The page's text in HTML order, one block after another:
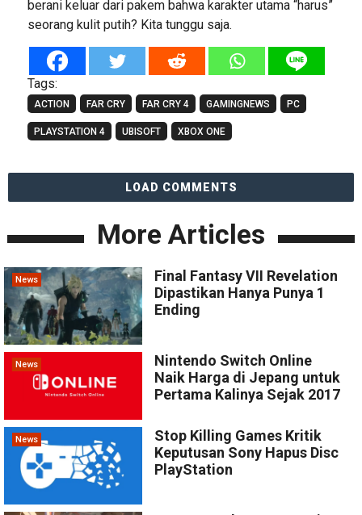
berani keluar dari pakem bahwa karakter utama “harus”
seorang kulit putih? Kita tunggu saja.
Tags:
ACTION FAR CRY FAR CRY 4 GAMINGNEWS PC
PLAYSTATION 4 UBISOFT XBOX ONE
LOAD COMMENTS
More Articles
News
Final Fantasy VII Revelation
Dipastikan Hanya Punya 1
Ending
News
Nintendo Switch Online
Naik Harga di Jepang untuk
Pertama Kalinya Sejak 2017
News
Stop Killing Games Kritik
Keputusan Sony Hapus Disc
PlayStation